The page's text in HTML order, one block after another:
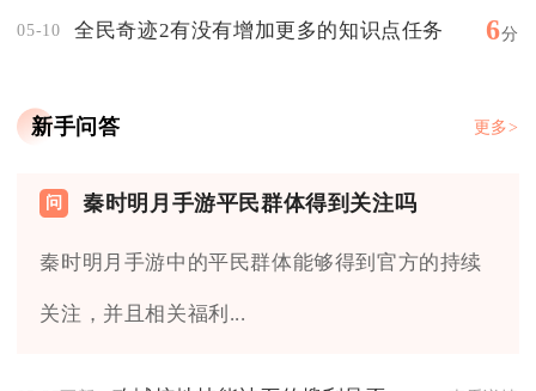
05-10 全民奇迹2有没有增加更多的知识点任务 6分
新手问答 更多>
秦时明月手游平民群体得到关注吗
秦时明月手游中的平民群体能够得到官方的持续
关注，并且相关福利...